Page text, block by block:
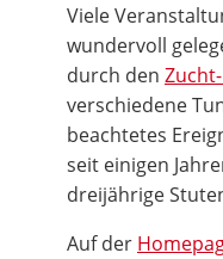
Viele
wundervoll
durch den
verschiedene
beachtetes
seit einigen
dreijährige
Auf der